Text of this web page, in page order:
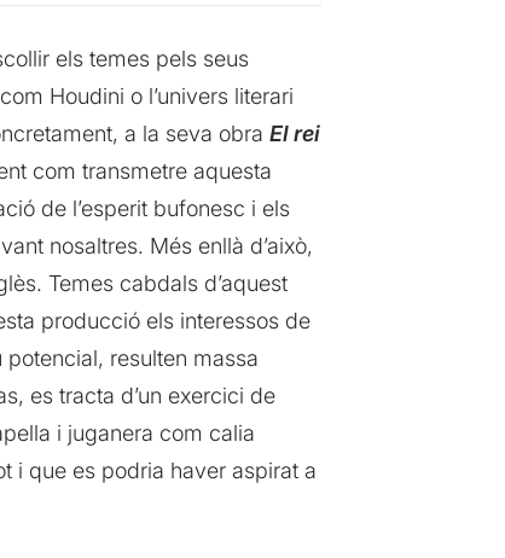
els temes pels seus
Houdini o l’univers literari
a la seva obra El rei
com transmetre aquesta
de l’esperit bufonesc i els
nosaltres. Més enllà d’això,
Temes cabdals d’aquest
producció els interessos de
resulten massa
es tracta d’un exercici de
i juganera com calia
i que es podria haver aspirat a